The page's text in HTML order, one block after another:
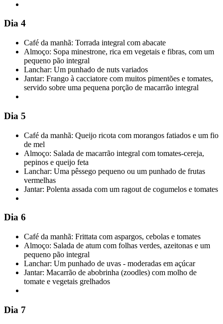
Dia 4
Café da manhã: Torrada integral com abacate
Almoço: Sopa minestrone, rica em vegetais e fibras, com um
pequeno pão integral
Lanchar: Um punhado de nuts variados
Jantar: Frango à cacciatore com muitos pimentões e tomates,
servido sobre uma pequena porção de macarrão integral
Dia 5
Café da manhã: Queijo ricota com morangos fatiados e um fio
de mel
Almoço: Salada de macarrão integral com tomates-cereja,
pepinos e queijo feta
Lanchar: Uma pêssego pequeno ou um punhado de frutas
vermelhas
Jantar: Polenta assada com um ragout de cogumelos e tomates
Dia 6
Café da manhã: Frittata com aspargos, cebolas e tomates
Almoço: Salada de atum com folhas verdes, azeitonas e um
pequeno pão integral
Lanchar: Um punhado de uvas - moderadas em açúcar
Jantar: Macarrão de abobrinha (zoodles) com molho de
tomate e vegetais grelhados
Dia 7